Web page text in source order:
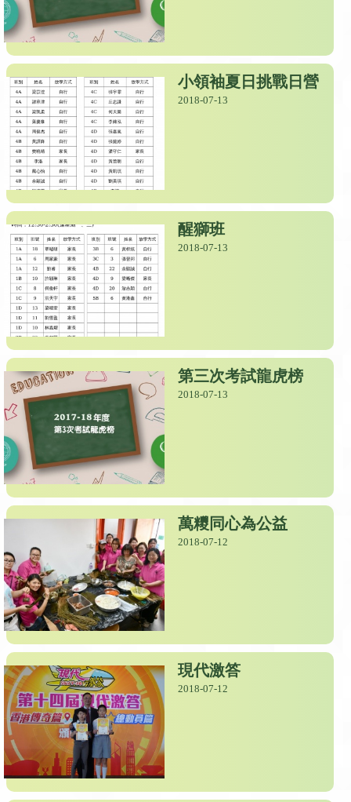
小領袖夏日挑戰日營
2018-07-13
醒獅班
2018-07-13
第三次考試龍虎榜
2018-07-13
萬糭同心為公益
2018-07-12
現代激答
2018-07-12